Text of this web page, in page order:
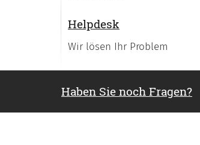
Helpdesk
Wir lösen Ihr Problem
Haben Sie noch Fragen?